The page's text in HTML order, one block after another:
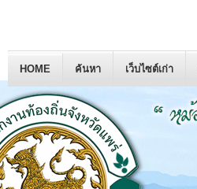
HOME ค้นหา เว็บไซต์เก่า